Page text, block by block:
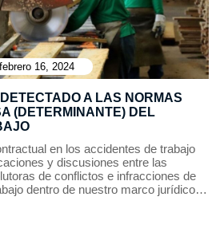
febrero 16, 2024
A LAS NORMAS
(DETERMINANTE) DEL
en los accidentes de trabajo
y discusiones entre las
de conflictos e infracciones de
dentro de nuestro marco jurídico…